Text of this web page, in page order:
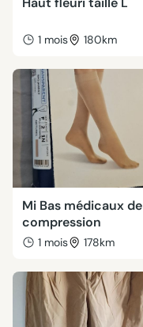
1 mois 180km
Mi Bas médicaux de
compression
1 mois 178km